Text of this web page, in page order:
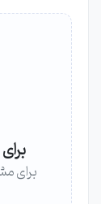
برای